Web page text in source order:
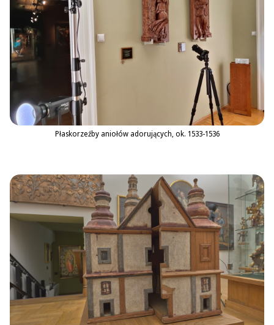
Płaskorzeźby aniołów adorujących, ok. 1533-1536